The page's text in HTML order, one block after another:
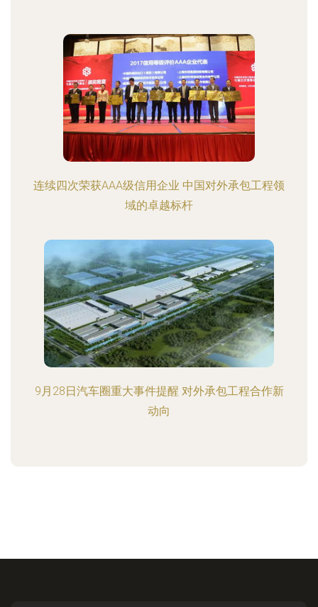
连续四次荣获AAA级信用企业 中国对外承包工程领
域的卓越标杆
9月28日汽车圈重大事件提醒 对外承包工程合作新
动向